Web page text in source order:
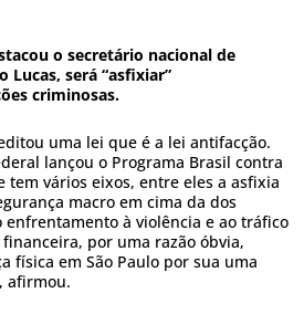
o secretário nacional de
Lucas, será “asfixiar”
criminosas.
uma lei que é a lei antifacção.
lançou o Programa Brasil contra
tem vários eixos, entre eles a asfixia
macro em cima da dos
enfrentamento à violência e ao tráfico
por uma razão óbvia,
física em São Paulo por sua uma
afirmou.